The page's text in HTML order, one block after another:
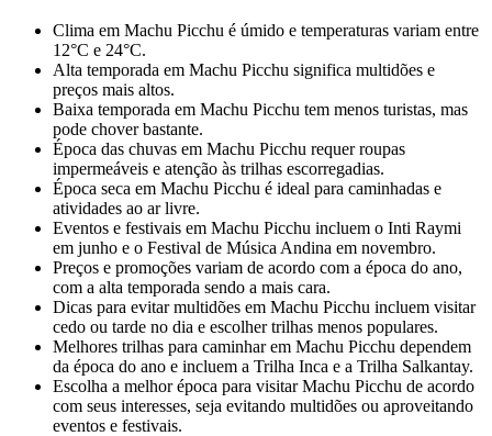
Clima em Machu Picchu é úmido e temperaturas variam entre
12°C e 24°C.
Alta temporada em Machu Picchu significa multidões e
preços mais altos.
Baixa temporada em Machu Picchu tem menos turistas, mas
pode chover bastante.
Época das chuvas em Machu Picchu requer roupas
impermeáveis e atenção às trilhas escorregadias.
Época seca em Machu Picchu é ideal para caminhadas e
atividades ao ar livre.
Eventos e festivais em Machu Picchu incluem o Inti Raymi
em junho e o Festival de Música Andina em novembro.
Preços e promoções variam de acordo com a época do ano,
com a alta temporada sendo a mais cara.
Dicas para evitar multidões em Machu Picchu incluem visitar
cedo ou tarde no dia e escolher trilhas menos populares.
Melhores trilhas para caminhar em Machu Picchu dependem
da época do ano e incluem a Trilha Inca e a Trilha Salkantay.
Escolha a melhor época para visitar Machu Picchu de acordo
com seus interesses, seja evitando multidões ou aproveitando
eventos e festivais.